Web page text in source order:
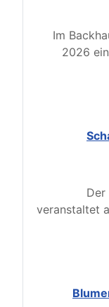
Im
2026
Der
veranstaltet